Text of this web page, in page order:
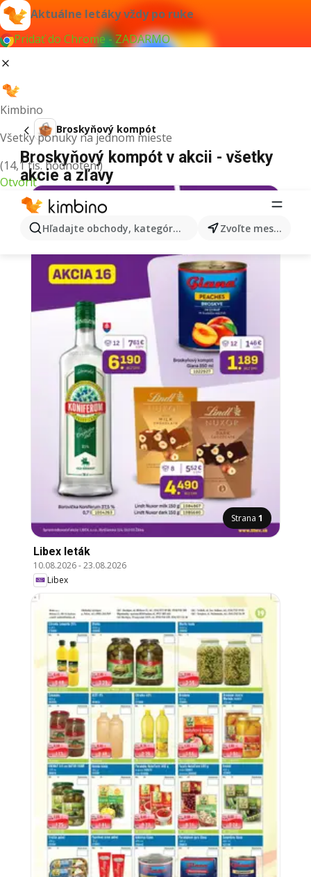
Aktuálne letáky vždy po ruke
Pridať do Chrome - ZADARMO
Kimbino
Všetky ponuky na jednom mieste
(14,1 tis. hodnotení)
Otvoriť
Hľadajte obchody, kategórie, produkty... Zvoľte mesto
Broskyňový kompót
Broskyňový kompót v akcii - všetky
akcie a zľavy
Strana 1
Libex leták
10.08.2026-23.08.2026
Libex